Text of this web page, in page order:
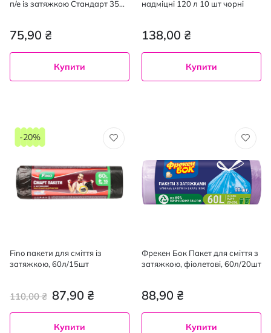
п/е із затяжкою Стандарт 35
75,90 ₴
Купити
надміцні 120 л 10 шт чорні
138,00 ₴
Купити
Fino пакети для сміття із
затяжкою, 60л/15шт
87,90 ₴
110,00 ₴
-20%
Купити
Фрекен Бок Пакет для сміття з
затяжкою, фіолетові, 60л/20шт
88,90 ₴
Купити